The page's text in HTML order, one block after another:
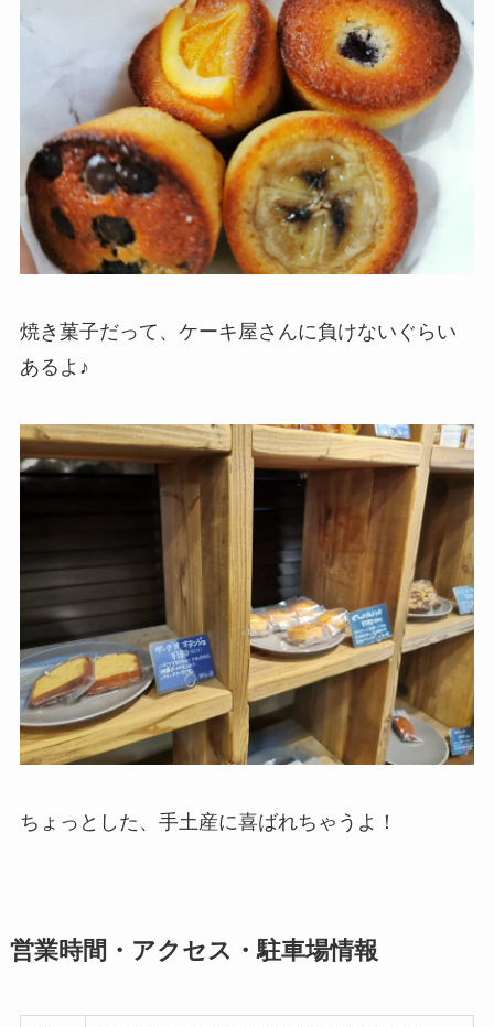
焼き菓子だって、ケーキ屋さんに負けないぐらい
あるよ♪
ちょっとした、手土産に喜ばれちゃうよ！
営業時間・アクセス・駐車場情報